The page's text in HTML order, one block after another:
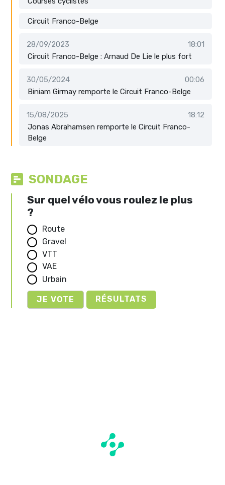
Circuit Franco-Belge
28/09/2023
18:01
Circuit Franco-Belge : Arnaud De Lie le plus fort
30/05/2024
00:06
Biniam Girmay remporte le Circuit Franco-Belge
15/08/2025
18:12
Jonas Abrahamsen remporte le Circuit Franco-
Belge
SONDAGE
Sur quel vélo vous roulez le plus
?
Route
Gravel
VTT
VAE
Urbain
RÉSULTATS